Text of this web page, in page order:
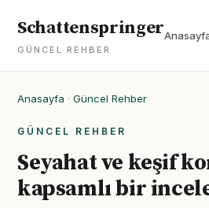
Schattenspringer
GÜNCEL REHBER
Anasayfa · Güncel Rehber
GÜNCEL REHBER
Seyahat ve keşif
kapsamlı bir